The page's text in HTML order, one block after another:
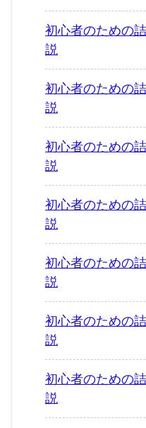
初心者のための
説
初心者のための
説
初心者のための
説
初心者のための
説
初心者のための
説
初心者のための
説
初心者のための
説